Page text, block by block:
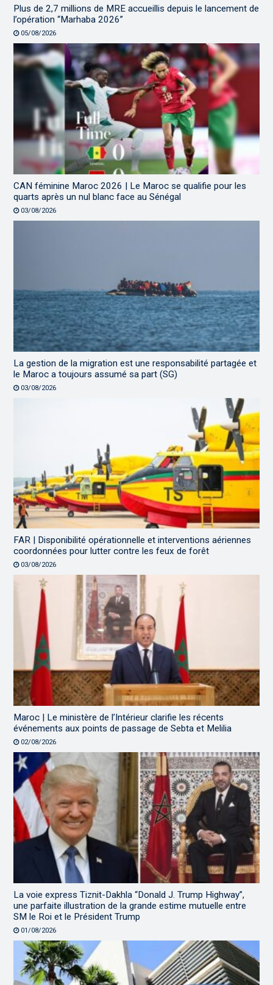
Plus de 2,7 millions de MRE accueillis depuis le lancement de
l’opération “Marhaba 2026”
05/08/2026
CAN féminine Maroc 2026 | Le Maroc se qualifie pour les
quarts après un nul blanc face au Sénégal
03/08/2026
La gestion de la migration est une responsabilité partagée et
le Maroc a toujours assumé sa part (SG)
03/08/2026
FAR | Disponibilité opérationnelle et interventions aériennes
coordonnées pour lutter contre les feux de forêt
03/08/2026
Maroc | Le ministère de l’Intérieur clarifie les récents
événements aux points de passage de Sebta et Melilia
02/08/2026
La voie express Tiznit-Dakhla “Donald J. Trump Highway”,
une parfaite illustration de la grande estime mutuelle entre
SM le Roi et le Président Trump
01/08/2026